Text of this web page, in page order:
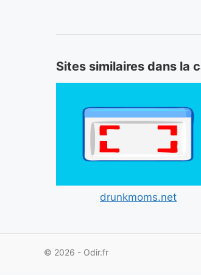
Sites similaires dans la
drunkmoms.net
© 2026 - Odir.fr